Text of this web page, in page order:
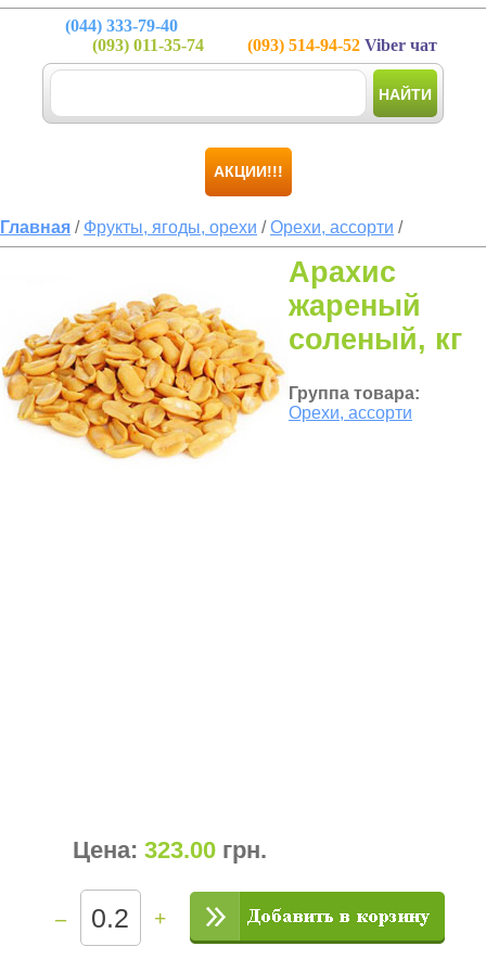
(044) 333-79-40
(093) 011-35-74 (093) 514-94-52 Viber чат
НАЙТИ
АКЦИИ!!!
Главная / Фрукты, ягоды, орехи /Орехи, ассорти /
Арахис
жареный
соленый, кг
Группа товара:
Орехи, ассорти
Цена: 323.00 грн.
– +